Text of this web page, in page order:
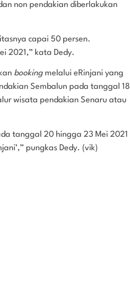
non pendakian diberlakukan
capai 50 persen.
2021,” kata Dedy.
booking melalui eRinjani yang
Sembalun pada tanggal 18
wisata pendakian Senaru atau
tanggal 20 hingga 23 Mei 2021
pungkas Dedy. (vik)